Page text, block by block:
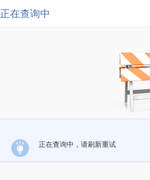
正在查询中
正在查询中，请刷新重试